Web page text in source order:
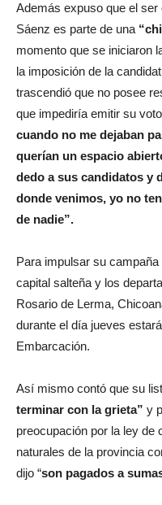
Además expuso que el
Sáenz es parte de una
momento que se iniciaron
la imposición de la
trascendió que no posee
que impediría emitir su
cuando no me dejaban
querían un espacio
dedo a sus candidatos y
donde venimos, yo no
de nadie”.
Para impulsar su
capital salteña y los
Rosario de Lerma,
durante el día jueves
Embarcación.
Así mismo contó que su
terminar con la grieta” y
preocupación por la ley de
naturales de la provincia
dijo “son pagados a